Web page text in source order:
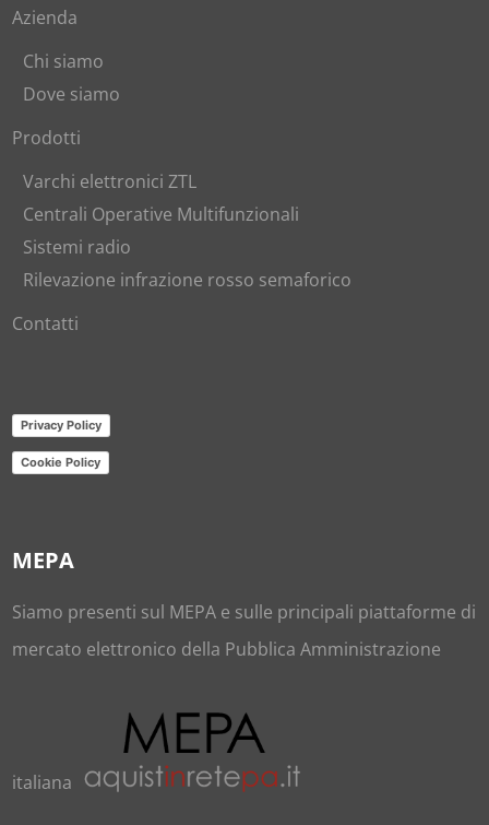
Azienda
Chi siamo
Dove siamo
Prodotti
Varchi elettronici ZTL
Centrali Operative Multifunzionali
Sistemi radio
Rilevazione infrazione rosso semaforico
Contatti
Privacy Policy
Cookie Policy
MEPA
Siamo presenti sul MEPA e sulle principali piattaforme di
mercato elettronico della Pubblica Amministrazione
italiana